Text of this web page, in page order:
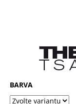
BARVA
TEPLOVODNÍM
VÝMĚNÍKEM
25KW